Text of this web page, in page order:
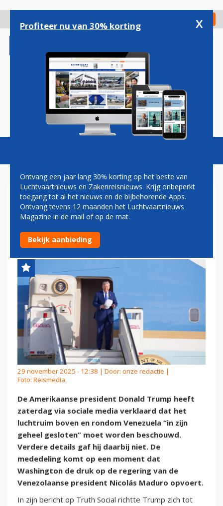
gaan
Check in
Magazine Podcasts Vacatures
TRUMP: LUCHTRUIM
VENEZUELA EN OMGEVING
'VOLLEDIG GESLOTEN'
29 november 2025 - 12:38 | Door: onze redactie |
Foto: Reismedia
De Amerikaanse president Donald Trump heeft
zaterdag via sociale media verklaard dat het
luchtruim boven en rondom Venezuela “in zijn
geheel gesloten” moet worden beschouwd.
Verdere details gaf hij daarbij niet. De
mededeling komt op een moment dat
Washington de druk op de regering van de
Venezolaanse president Nicolás Maduro opvoert.
In zijn bericht op Truth Social richtte Trump zich tot
Profiteer nu van 30% korting x
Ontvang een jaar lang 30% korting op het beste van
Luchtvaartnieuws en Zakenreisnieuws. Krijg onbeperkt
toegang tot al het nieuws en de bijbehorende Apps.
Ontvang tevens 12 maanden het Luchtvaartnieuws
Magazine in de mail of op de mat.
Bekijk aanbieding